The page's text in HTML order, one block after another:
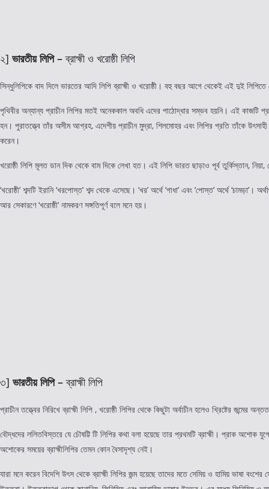
২] ভারতীয় লিপি –ব্রাহ্মী ও খরোষ্ঠী লিপি
সিন্ধুলিপিকে বাদ দিলে ভারতের আদি লিপি ব্রাহ্মী ও খরোষ্ঠী। বহু বছর আগে থেকেই এই দুই
পৃথিবীর অন্যান্য প্রাচীন লিপির মতই অনেককাল অবধি এদের পাঠোদ্ধার সম্ভব হয়নি। এই কাজটি
হন। পুরাতত্ত্বে তাঁর অসীম আগ্রহ, এদেশীয় প্রাচীন মুদ্রা, শিলমোহর এবং লিপির প্রতি তাঁকে
করেন।
খরোষ্ঠী লিপি মূলত ডান দিক থেকে বাম দিকে লেখা হত। এই লিপি ভারত ছাড়াও পূর্ব তুর্কিস্তান,
‘খরোষ্ঠী’ শব্দটি ইরানি ‘খরপোস্ত’ শব্দ থেকে এসেছে। ‘খর’ অর্থে ‘গাধা’ এবং ‘পোস্ত’ অর্থে
আর সেকারণে ‘খরোষ্ঠী’ নামকরণ সঙ্গতিপূর্ণ বলে মনে হয়।
৩] ভারতীয় লিপি –ব্রাহ্মী লিপি
প্রাচীন তত্ত্বের নিরিখে ব্রাহ্মী লিপি , খরোষ্ঠী লিপির থেকে কিছুটা অর্বাচীন হলেও খ্রিষ্টের
বৌদ্ধদের ললিতবিস্তরে যে চৌষট্টি টি লিপির কথা বলা হয়েছে তার প্রথমটি ব্রাহ্মী। প্রাক অশোক
অশোকের সময়ের ব্রাহ্মীলিপির তেমন কোন বৈসাদৃশ্য নেই।
যারা মনে করেন বিদেশি উৎস থেকে ব্রাহ্মী লিপির জন্ম হয়েছে তাদের মতে সেমিয় ও হামিয় ভাষা